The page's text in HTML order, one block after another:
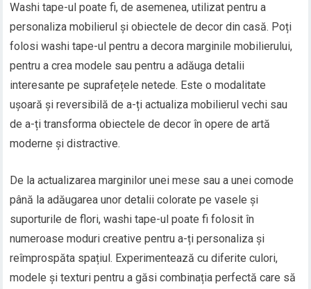
Washi tape-ul poate fi, de asemenea, utilizat pentru a
personaliza mobilierul și obiectele de decor din casă. Poți
folosi washi tape-ul pentru a decora marginile mobilierului,
pentru a crea modele sau pentru a adăuga detalii
interesante pe suprafețele netede. Este o modalitate
ușoară și reversibilă de a-ți actualiza mobilierul vechi sau
de a-ți transforma obiectele de decor în opere de artă
moderne și distractive.
De la actualizarea marginilor unei mese sau a unei comode
până la adăugarea unor detalii colorate pe vasele și
suporturile de flori, washi tape-ul poate fi folosit în
numeroase moduri creative pentru a-ți personaliza și
reîmprospăta spațiul. Experimentează cu diferite culori,
modele și texturi pentru a găsi combinația perfectă care să